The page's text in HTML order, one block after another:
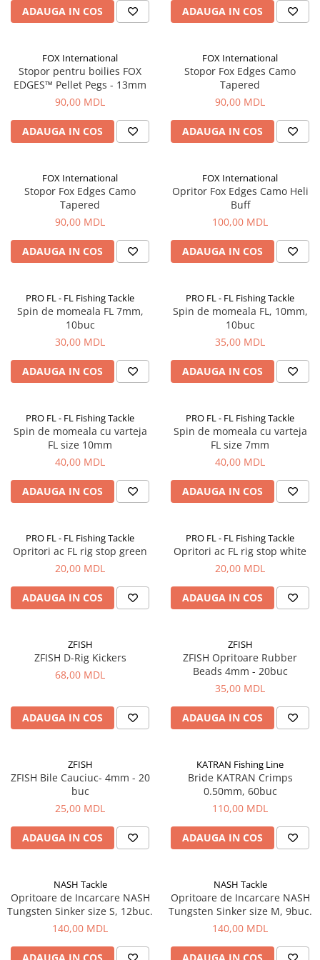
Fire feeder, stationar
Platforme feeder, suporturi,
tripoduri
Plumbi, cosulete, momitoare
Carlige Feeder, Stationar
Mincioguri si juvelnice
Accesorii monturi
Accesorii si instrumente
Nada, momeala, aditivi
Pescuit la rapitor
Lansete la rapitor
Mulinete la rapitor
Carlige la rapitor
Greutati la rapitor
Accesorii rapitor
Monturi rapitor
Forfaci la rapitor
Nada si momeala
Boiles
Wafters
Momeala artificiala
Seminte si mix de seminte
Aditivi, arome, dipuri
Pescuit la copca
Altele
Rucsac
Cântare
Barci, sonare
Accesorii pentru barci
Camping pescuit
Accesorii
Aragazuri, incalzitoare
ADAUGA IN COS ADAUGA IN COS
FOX International
Stopor pentru boilies FOX
EDGES™ Pellet Pegs - 13mm
90,00 MDL
ADAUGA IN COS
FOX International
Stopor Fox Edges Camo
Tapered
90,00 MDL
ADAUGA IN COS
FOX International
Stopor Fox Edges Camo
Tapered
90,00 MDL
ADAUGA IN COS
FOX International
Opritor Fox Edges Camo Heli
Buff
100,00 MDL
ADAUGA IN COS
PRO FL - FL Fishing Tackle
Spin de momeala FL 7mm,
10buc
30,00 MDL
ADAUGA IN COS
PRO FL - FL Fishing Tackle
Spin de momeala FL, 10mm,
10buc
35,00 MDL
ADAUGA IN COS
PRO FL - FL Fishing Tackle
Spin de momeala cu varteja
FL size 10mm
40,00 MDL
ADAUGA IN COS
PRO FL - FL Fishing Tackle
Spin de momeala cu varteja
FL size 7mm
40,00 MDL
ADAUGA IN COS
PRO FL - FL Fishing Tackle
Opritori ac FL rig stop green
20,00 MDL
ADAUGA IN COS
PRO FL - FL Fishing Tackle
Opritori ac FL rig stop white
20,00 MDL
ADAUGA IN COS
ZFISH
ZFISH D-Rig Kickers
68,00 MDL
ADAUGA IN COS
ZFISH
ZFISH Opritoare Rubber
Beads 4mm - 20buc
35,00 MDL
ADAUGA IN COS
ZFISH
ZFISH Bile Cauciuc- 4mm - 20
buc
25,00 MDL
ADAUGA IN COS
KATRAN Fishing Line
Bride KATRAN Crimps
0.50mm, 60buc
110,00 MDL
ADAUGA IN COS
NASH Tackle
Opritoare de Incarcare NASH
Tungsten Sinker size S, 12buc.
140,00 MDL
NASH Tackle
Opritoare de Incarcare NASH
Tungsten Sinker size M, 9buc.
140,00 MDL